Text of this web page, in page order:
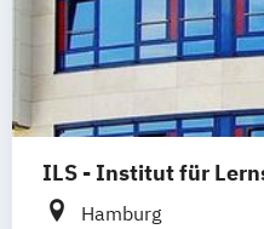
ILS - Institut für
Hamburg